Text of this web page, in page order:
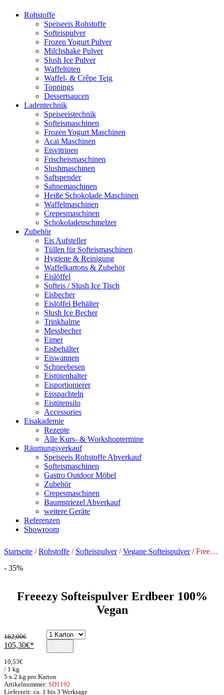
Rohstoffe
Speiseeis Rohstoffe
Softeispulver
Frozen Yogurt Pulver
Milchshake Pulver
Slush Ice Pulver
Waffeltüten
Waffel- & Crêpe Teig
Toppings
Dessertsaucen
Ladentechnik
Speiseeistechnik
Softeismaschinen
Frozen Yogurt Maschinen
Acai Maschinen
Eisvitrinen
Frischeismaschinen
Slushmaschinen
Saftspender
Sahnemaschinen
Heiße Schokolade Maschinen
Waffelmaschinen
Crepesmaschinen
Schokoladenschmelzer
Zubehör
Eis Aufsteller
Tüllen für Softeismaschinen
Hygiene & Reinigung
Waffelkartons & Zubehör
Eislöffel
Softeis / Slush Ice Tisch
Eisbecher
Eislöffel Behälter
Slush Ice Becher
Trinkhalme
Messbecher
Eimer
Eisbehälter
Eiswannen
Schneebesen
Eistütenhalter
Eisportionierer
Eisspachteln
Eistütensilo
Accessories
Eisakademie
Rezepte
Alle Kurs- & Workshoptermine
Räumungsverkauf
Speiseeis Rohstoffe Abverkauf
Softeismaschinen
Gastro Outdoor Möbel
Zubehör
Crepesmaschinen
Baumstriezel Abverkauf
weitere Geräte
Referenzen
Showroom
Startseite /Rohstoffe / Softeispulver/Vegane Softeispulver/ Freeezy Softeispulver Erdbeer 100% Vegan
- 35%
Freeezy Softeispulver Erdbeer 100%
Vegan
162,00€
Ursprünglicher
war:
162,00€
105,30€
Preis
5 x 2 kg pro Karton
Artikelnummer: SD1192
10,53€
/ 1 kg
Lieferzeit: ca. 1 bis 3 Werktage